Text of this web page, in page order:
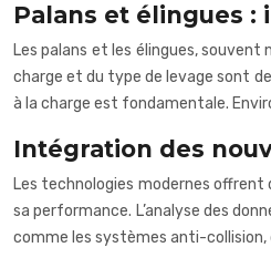
Palans et élingues
Les palans et les élingues, souvent
charge et du type de levage sont
à la charge est fondamentale.
Intégration des
Les technologies modernes
sa performance. L’analyse des
comme les systèmes anti-